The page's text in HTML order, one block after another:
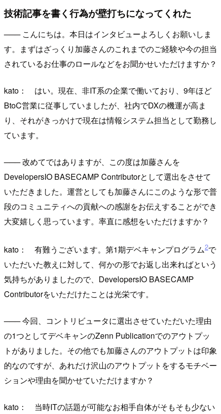
技術記事を書く行為が壁打ちになってくれた
─── こんにちは。本日はインタビューよろしくお願いしま
す。まずはざっくり加藤さんのこれまでのご経験や今の担当
されているお仕事のロールなどをお聞かせいただけますか？
kato： はい。現在、非IT系の企業で働いており、9年ほど
BtoC営業に従事していましたが、社内でDXの機運が高ま
り、それがきっかけで現在は情報システム担当として勤務し
ています。
─── 改めてではありますが、この度は加藤さんを
DevelopersIO BASECAMP Contributorとして選出をさせて
いただきました。運営としても加藤さんにこのような形で普
段のコミュニティへの貢献への感謝をお伝えすることができ
大変嬉しく思っています。率直に感想をいただけますか？
kato： 有難うございます。第1期デベキャンプログラム2で
いただいた教えに対して、何かの形でお返し出来ればという
気持ちがありましたので、DevelopersIO BASECAMP
Contributorをいただけたことは光栄です。
─── 今回、コントリビュータに選出させていただいた理由
の1つとしてデベキャンのZenn Publicationでのアウトプッ
トがありました。その他でも加藤さんのアウトプットは印象
的なのですが、あれだけ沢山のアウトプットをするモチベー
ションや理由を聞かせていただけますか？
kato： 当時ITの話題が可能なお相手自体がそもそも少ない